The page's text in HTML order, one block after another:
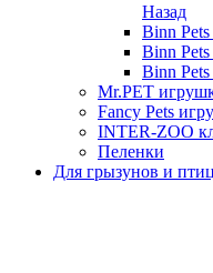
Назад
Binn Pets
Binn
Binn Pets
Mr.PET
Fancy Pets
INTER-ZOO
Пеленки
Для грызунов и птиц